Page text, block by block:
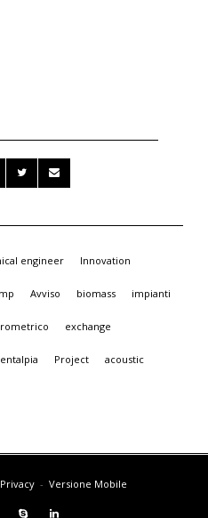
engineer Innovation
Avviso biomass impianti
exchange
entalpia Project acoustic
Privacy - Versione Mobile